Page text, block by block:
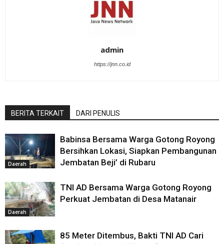
admin
https://jnn.co.id
BERITA TERKAIT DARI PENULIS
Daerah
Babinsa Bersama Warga Gotong Royong
Bersihkan Lokasi, Siapkan Pembangunan
Jembatan Beji’ di Rubaru
Daerah
TNI AD Bersama Warga Gotong Royong
Perkuat Jembatan di Desa Matanair
85 Meter Ditembus, Bakti TNI AD Cari